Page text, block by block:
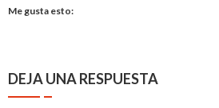
Me gusta esto:
DEJA UNA RESPUESTA